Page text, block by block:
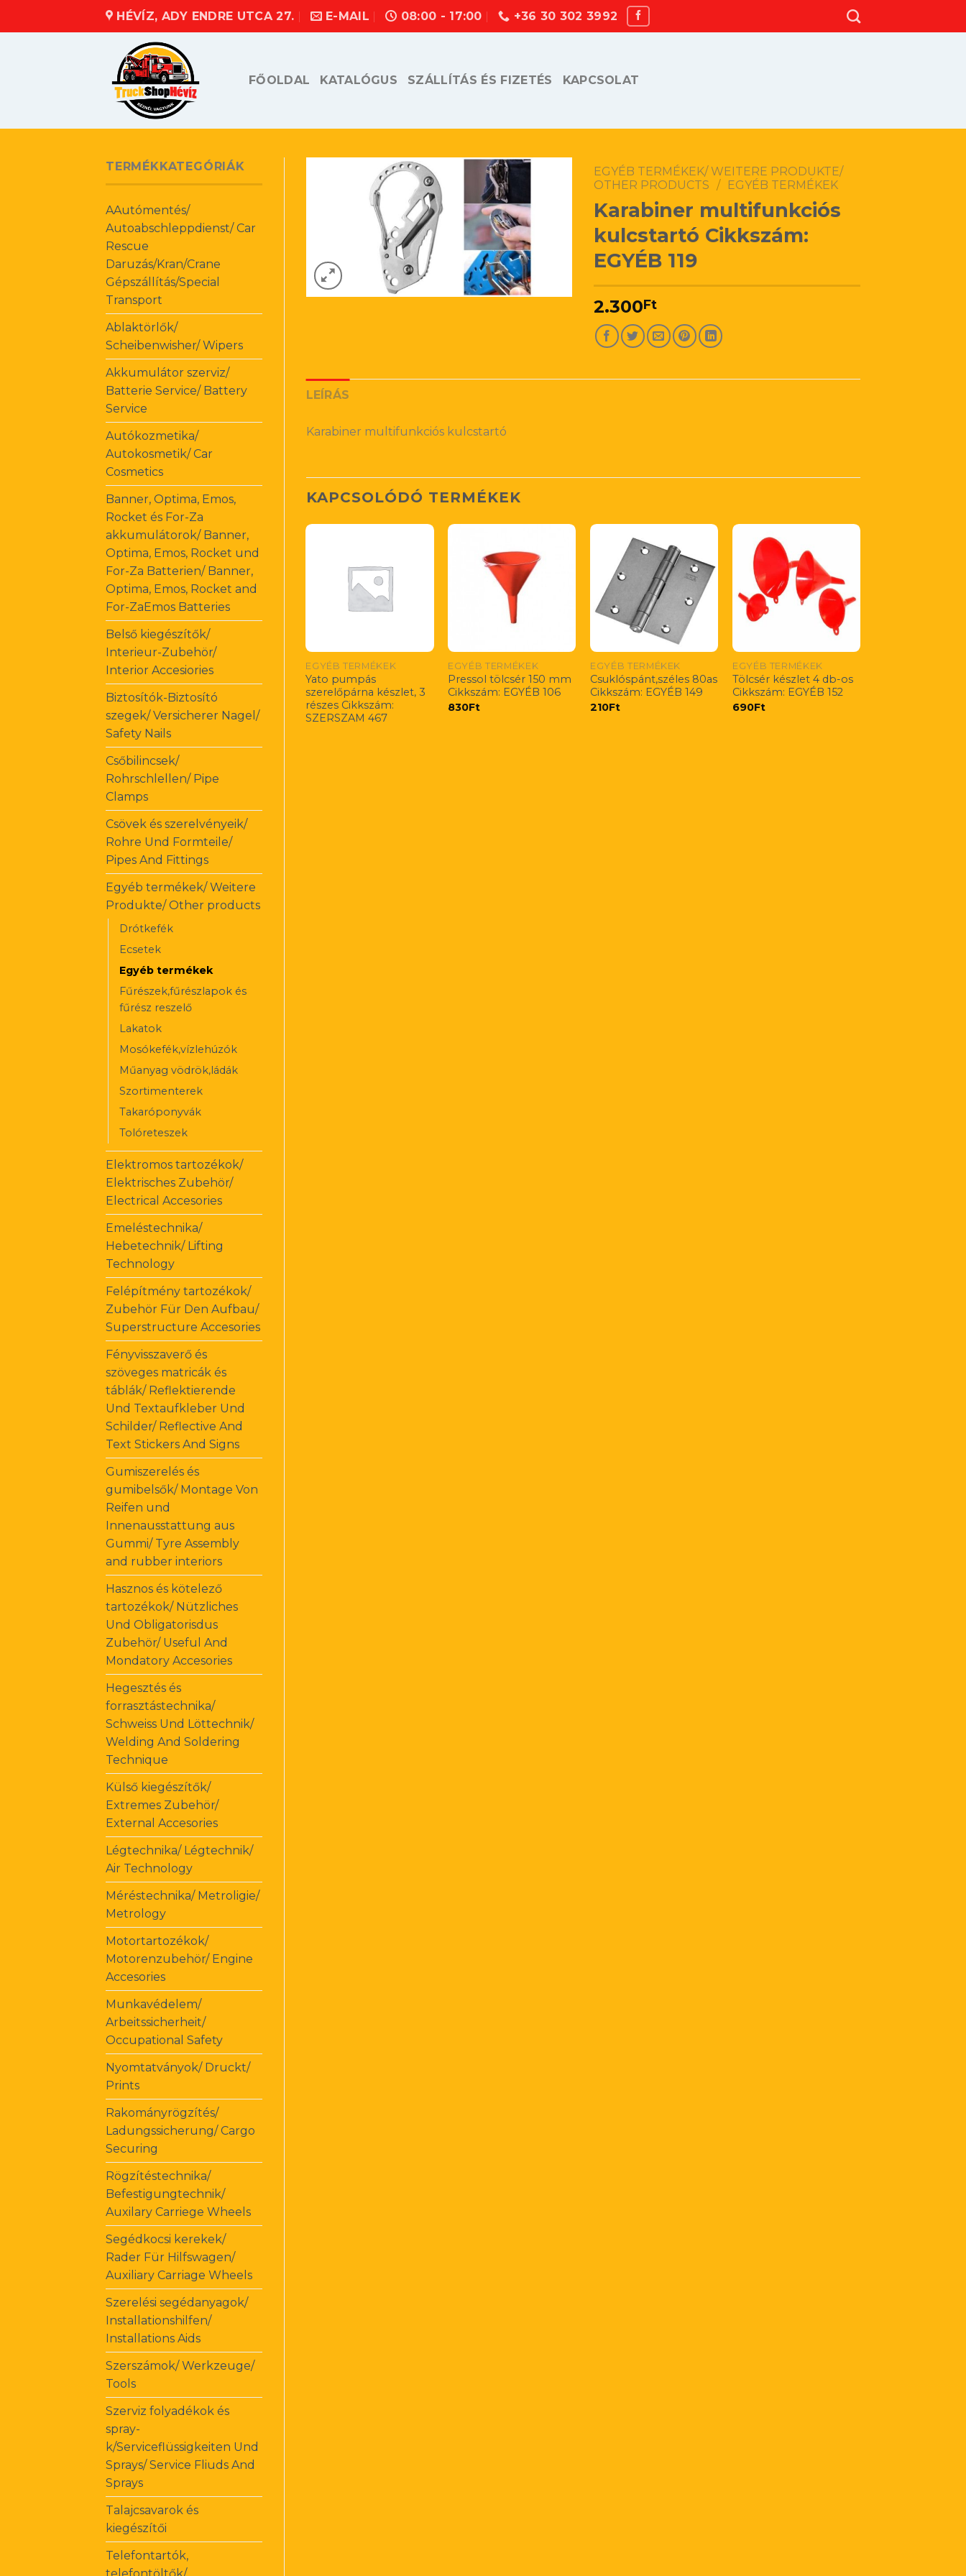
HÉVÍZ, ADY ENDRE UTCA 27. E-MAIL 08:00 - 17:00 +36 30 302 3992
FŐOLDAL KATALÓGUS SZÁLLÍTÁS ÉS FIZETÉS KAPCSOLAT
TERMÉKKATEGÓRIÁK
AAutómentés/
Autoabschleppdienst/ Car
Rescue
Daruzás/Kran/Crane
Gépszállítás/Special
Transport
Ablaktörlők/
Scheibenwisher/ Wipers
Akkumulátor szerviz/
Batterie Service/ Battery
Service
Autókozmetika/
Autokosmetik/ Car
Cosmetics
Banner, Optima, Emos,
Rocket és For-Za
akkumulátorok/ Banner,
Optima, Emos, Rocket und
For-Za Batterien/ Banner,
Optima, Emos, Rocket and
For-ZaEmos Batteries
Belső kiegészítők/
Interieur-Zubehör/
Interior Accesiories
Biztosítók-Biztosító
szegek/ Versicherer Nagel/
Safety Nails
Csőbilincsek/
Rohrschlellen/ Pipe
Clamps
Csövek és szerelvényeik/
Rohre Und Formteile/
Pipes And Fittings
Egyéb termékek/ Weitere
Produkte/ Other products
Drótkefék
Ecsetek
Egyéb termékek
Fűrészek,fűrészlapok és
fűrész reszelő
Lakatok
Mosókefék,vízlehúzók
Műanyag vödrök,ládák
Szortimenterek
Takaróponyvák
Tolóreteszek
Elektromos tartozékok/
Elektrisches Zubehör/
Electrical Accesories
Emeléstechnika/
Hebetechnik/ Lifting
Technology
Felépítmény tartozékok/
Zubehör Für Den Aufbau/
Superstructure Accesories
Fényvisszaverő és
szöveges matricák és
táblák/ Reflektierende
Und Textaufkleber Und
Schilder/ Reflective And
Text Stickers And Signs
Gumiszerelés és
gumibelsők/ Montage Von
Reifen und
Innenausstattung aus
Gummi/ Tyre Assembly
and rubber interiors
Hasznos és kötelező
tartozékok/ Nützliches
Und Obligatorisdus
Zubehör/ Useful And
Mondatory Accesories
Hegesztés és
forrasztástechnika/
Schweiss Und Löttechnik/
Welding And Soldering
Technique
Külső kiegészítők/
Extremes Zubehör/
External Accesories
Légtechnika/ Légtechnik/
Air Technology
Méréstechnika/ Metroligie/
Metrology
Motortartozékok/
Motorenzubehör/ Engine
Accesories
Munkavédelem/
Arbeitssicherheit/
Occupational Safety
Nyomtatványok/ Druckt/
Prints
Rakományrögzítés/
Ladungssicherung/ Cargo
Securing
Rögzítéstechnika/
Befestigungtechnik/
Auxilary Carriege Wheels
Segédkocsi kerekek/
Rader Für Hilfswagen/
Auxiliary Carriage Wheels
Szerelési segédanyagok/
Installationshilfen/
Installations Aids
Szerszámok/ Werkzeuge/
Tools
Szerviz folyadékok és
spray-
k/Serviceflüssigkeiten Und
Sprays/ Service Fliuds And
Sprays
Talajcsavarok és
kiegészítői
Telefontartók,
telefontöltők/
EGYÉB TERMÉKEK/ WEITERE PRODUKTE/
OTHER PRODUCTS / EGYÉB TERMÉKEK
Karabiner multifunkciós
kulcstartó Cikkszám:
EGYÉB 119
2.300Ft
LEÍRÁS
Karabiner multifunkciós kulcstartó
KAPCSOLÓDÓ TERMÉKEK
EGYÉB TERMÉKEK
Yato pumpás
szerelőpárna készlet, 3
részes Cikkszám:
SZERSZAM 467
EGYÉB TERMÉKEK
Pressol tölcsér 150 mm
Cikkszám: EGYÉB 106
830Ft
EGYÉB TERMÉKEK
Csuklóspánt,széles 80as
Cikkszám: EGYÉB 149
210Ft
EGYÉB TERMÉKEK
Tölcsér készlet 4 db-os
Cikkszám: EGYÉB 152
690Ft